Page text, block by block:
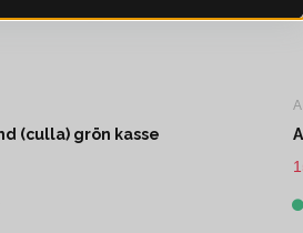
(culla) grön kasse